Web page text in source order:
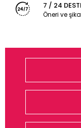
7 / 24
Öneri ve